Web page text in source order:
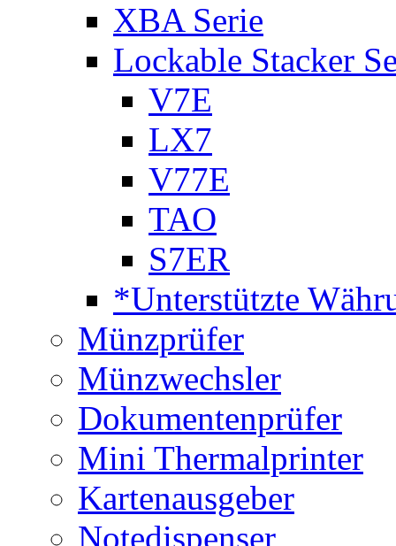
XBA Serie
Lockable Stacker
V7E
LX7
V77E
TAO
S7ER
*Unterstützte
Münzprüfer
Münzwechsler
Dokumentenprüfer
Mini Thermalprinter
Kartenausgeber
Notedispenser